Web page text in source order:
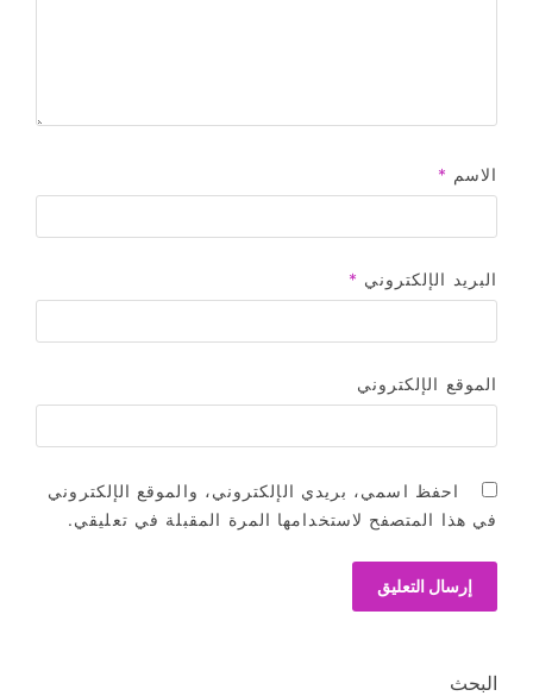
الاسم *
البريد الإلكتروني *
الموقع الإلكتروني
احفظ اسمي، بريدي الإلكتروني، والموقع الإلكتروني
في هذا المتصفح لاستخدامها المرة المقبلة في تعليقي.
البحث